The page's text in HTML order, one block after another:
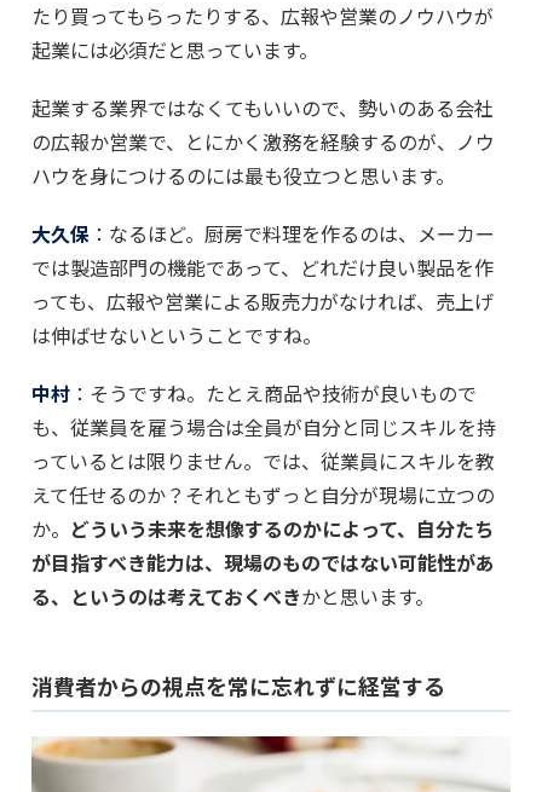
たり買ってもらったりする、広報や営業のノウハウが
起業には必須だと思っています。
起業する業界ではなくてもいいので、勢いのある会社
の広報か営業で、とにかく激務を経験するのが、ノウ
ハウを身につけるのには最も役立つと思います。
大久保 ：なるほど。厨房で料理を作るのは、メーカー
では製造部門の機能であって、どれだけ良い製品を作
っても、広報や営業による販売力がなければ、売上げ
は伸ばせないということですね。
中村 ：そうですね。たとえ商品や技術が良いもので
も、従業員を雇う場合は全員が自分と同じスキルを持
っているとは限りません。では、従業員にスキルを教
えて任せるのか？それともずっと自分が現場に立つの
か。 どういう未来を想像するのかによって、自分たち
が目指すべき能力は、現場のものではない可能性があ
る、というのは考えておくべきかと思います。
消費者からの視点を常に忘れずに経営する